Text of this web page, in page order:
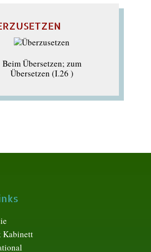
Beim Übersetzen; zum
Übersetzen (I.26 )